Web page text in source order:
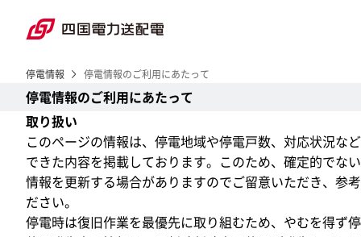
停電情報 停電情報のご利用にあたって
停電情報のご利用にあたって
取り扱い
このページの情報は、停電地域や停電戸数、対応状況な
できた内容を掲載しております。このため、確定的でな
情報を更新する場合がありますのでご留意いただき、参
ださい。
停電時は復旧作業を最優先に取り組むため、やむを得ず